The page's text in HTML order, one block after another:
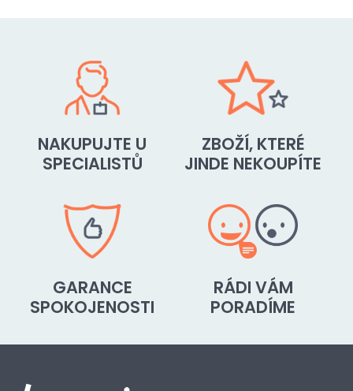
NAKUPUJTE U
SPECIALISTŮ
ZBOŽÍ, KTERÉ
JINDE NEKOUPÍTE
GARANCE
SPOKOJENOSTI
RÁDI VÁM
PORADÍME